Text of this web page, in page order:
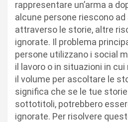
rappresentare un’arma a
alcune persone riescono
attraverso le storie, altre
ignorate. Il problema
persone utilizzano i social
il lavoro o in situazioni in
il volume per ascoltare le
significa che se le tue
sottotitoli, potrebbero
ignorate. Per risolvere